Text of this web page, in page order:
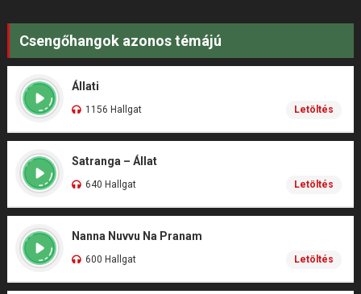
Csengőhangok azonos témájú
Állati
1156 Hallgat Letöltés
Satranga – Állat
640 Hallgat Letöltés
Nanna Nuvvu Na Pranam
600 Hallgat Letöltés